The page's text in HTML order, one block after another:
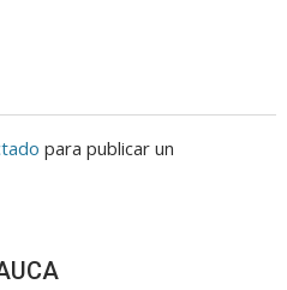
para publicar un